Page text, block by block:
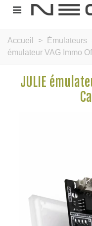
Accueil > Émulateurs
émulateur VAG Immo
JULIE